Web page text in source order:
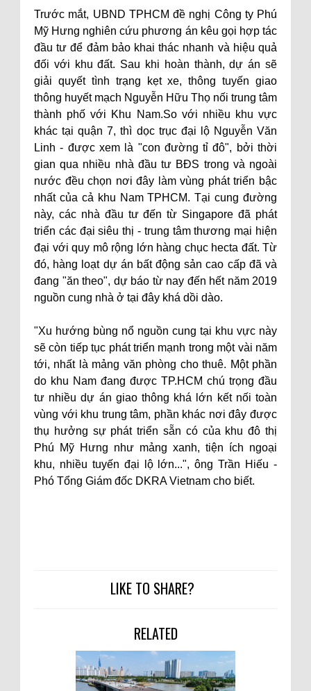
Trước mắt, UBND TPHCM đề nghị Công ty Phú
Mỹ Hưng nghiên cứu phương án kêu gọi hợp tác
đầu tư để đảm bảo khai thác nhanh và hiệu quả
đối với khu đất. Sau khi hoàn thành, dự án sẽ
giải quyết tình trạng kẹt xe, thông tuyến giao
thông huyết mạch Nguyễn Hữu Thọ nối trung tâm
thành phố với Khu Nam.So với nhiều khu vực
khác tại quận 7, thì dọc trục đại lộ Nguyễn Văn
Linh - được xem là "con đường tỉ đô", bởi thời
gian qua nhiều nhà đầu tư BĐS trong và ngoài
nước đều chọn nơi đây làm vùng phát triển bậc
nhất của cả khu Nam TPHCM. Tại cung đường
này, các nhà đầu tư đến từ Singapore đã phát
triển các đại siêu thị - trung tâm thương mại hiện
đại với quy mô rộng lớn hàng chục hecta đất. Từ
đó, hàng loạt dự án bất động sản cao cấp đã và
đang "ăn theo", dự báo từ nay đến hết năm 2019
nguồn cung nhà ở tại đây khá dồi dào.
"Xu hướng bùng nổ nguồn cung tại khu vực này
sẽ còn tiếp tục phát triển mạnh trong một vài năm
tới, nhất là mảng văn phòng cho thuê. Một phần
do khu Nam đang được TP.HCM chú trọng đầu
tư nhiều dự án giao thông khá lớn kết nối toàn
vùng với khu trung tâm, phần khác nơi đây được
thụ hưởng sự phát triển sẵn có của khu đô thị
Phú Mỹ Hưng như mảng xanh, tiện ích ngoại
khu, nhiều tuyến đại lộ lớn...", ông Trần Hiếu -
Phó Tổng Giám đốc DKRA Vietnam cho biết.
LIKE TO SHARE?
RELATED